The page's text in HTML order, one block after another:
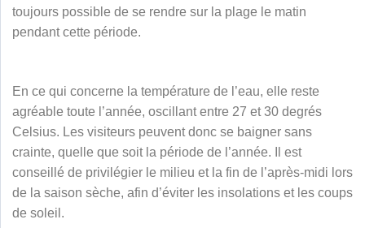
toujours possible de se rendre sur la plage le matin
pendant cette période.
En ce qui concerne la température de l’eau, elle reste
agréable toute l’année, oscillant entre 27 et 30 degrés
Celsius. Les visiteurs peuvent donc se baigner sans
crainte, quelle que soit la période de l’année. Il est
conseillé de privilégier le milieu et la fin de l’après-midi lors
de la saison sèche, afin d’éviter les insolations et les coups
de soleil.